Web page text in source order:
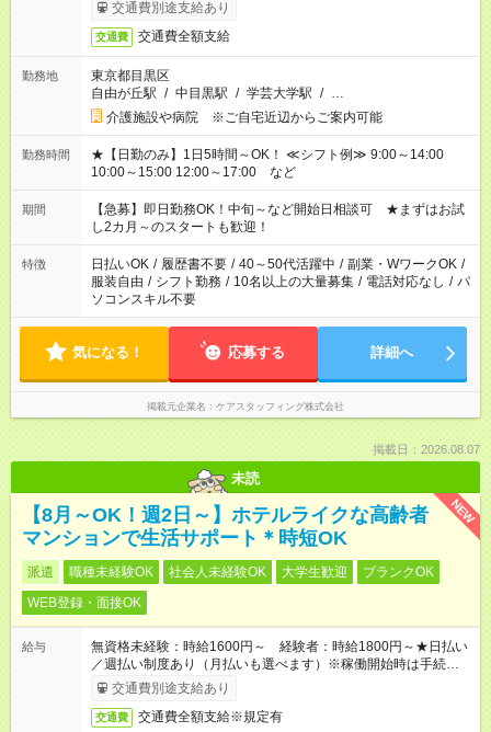
交通費別途支給あり
交通費 交通費全額支給
勤務地
東京都目黒区
自由が丘駅 / 中目黒駅 / 学芸大学駅 / …
介護施設や病院 ※ご自宅近辺からご案内可能
勤務時間
★【日勤のみ】1日5時間～OK！ ≪シフト例≫ 9:00～14:00
10:00～15:00 12:00～17:00 など
期間
【急募】即日勤務OK！中旬～など開始日相談可 ★まずはお試
し2カ月～のスタートも歓迎！
特徴 日払いOK / 履歴書不要 / 40～50代活躍中 / 副業・WワークOK /
服装自由 / シフト勤務 / 10名以上の大量募集 / 電話対応なし / パ
ソコンスキル不要
気になる！ 応募する 詳細へ
掲載元企業名 ケアスタッフィング株式会社
掲載日：2026.08.07
未読
NEW
【8月～OK！週2日～】ホテルライクな高齢者
マンションで生活サポート＊時短OK
派遣 職種未経験OK 社会人未経験OK 大学生歓迎
ブランクOK
WEB登録・面接OK
給与
無資格未経験：時給1600円～ 経験者：時給1800円～★日払い
／週払い制度あり（月払いも選べます）※稼働開始時は手続き完
了次第のお支払いとなります。
交通費別途支給あり
交通費 交通費全額支給※規定有